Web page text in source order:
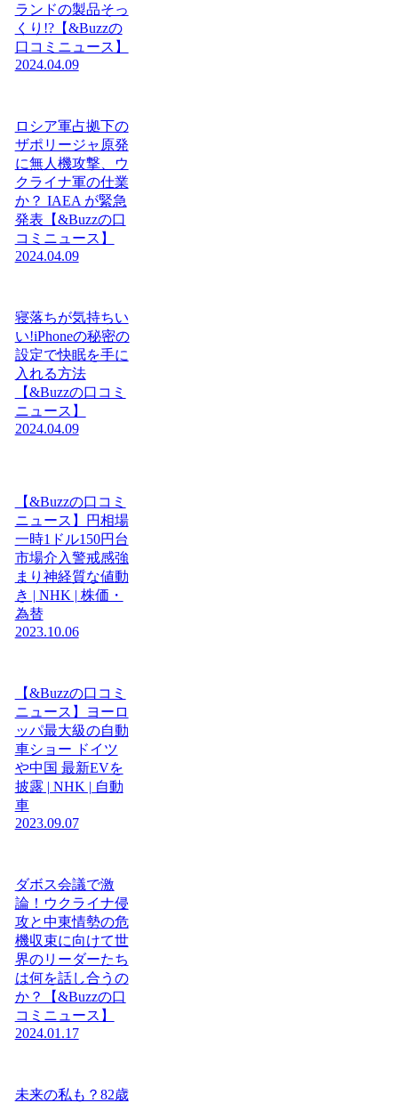
ランドの製品そっ
くり!?【&Buzzの
口コミニュース】
2024.04.09
ロシア軍占拠下の
ザポリージャ原発
に無人機攻撃、ウ
クライナ軍の仕業
か？ IAEA が緊急
発表【&Buzzの口
コミニュース】
2024.04.09
寝落ちが気持ちい
い!iPhoneの秘密の
設定で快眠を手に
入れる方法
【&Buzzの口コミ
ニュース】
2024.04.09
【&Buzzの口コミ
ニュース】円相場
一時1ドル150円台
市場介入警戒感強
まり神経質な値動
き | NHK | 株価・
為替
2023.10.06
【&Buzzの口コミ
ニュース】ヨーロ
ッパ最大級の自動
車ショー ドイツ
や中国 最新EVを
披露 | NHK | 自動
車
2023.09.07
ダボス会議で激
論！ウクライナ侵
攻と中東情勢の危
機収束に向けて世
界のリーダーたち
は何を話し合うの
か？【&Buzzの口
コミニュース】
2024.01.17
未来の私も？82歳